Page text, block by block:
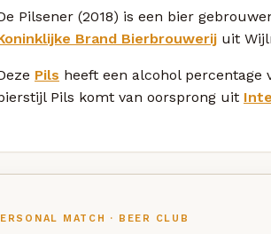
Pilsener (2018) is een bier
Brand Bierbrouwerij uit
Pils heeft een alcohol percentage
Pils komt van oorsprong uit
MATCH · BEER CLUB